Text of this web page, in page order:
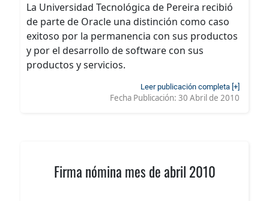
La Universidad Tecnológica de Pereira recibió
de parte de Oracle una distinción como caso
exitoso por la permanencia con sus productos
y por el desarrollo de software con sus
productos y servicios.
Leer publicación completa [+]
Fecha Publicación: 30 Abril de 2010
Firma nómina mes de abril 2010